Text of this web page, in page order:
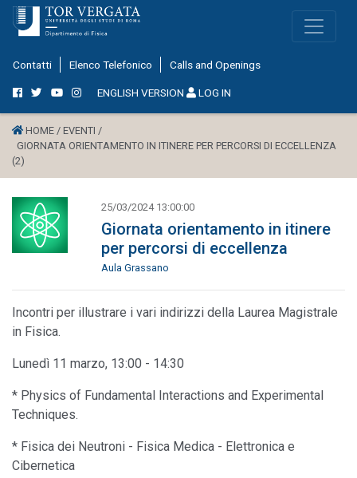
Contatti Elenco Telefonico Calls and Openings
ENGLISH VERSION LOG IN
HOME / EVENTI /
GIORNATA ORIENTAMENTO IN ITINERE PER PERCORSI DI ECCELLENZA
(2)
25/03/2024 13:00:00
Giornata orientamento in itinere
per percorsi di eccellenza
Aula Grassano
Incontri per illustrare i vari indirizzi della Laurea Magistrale
in Fisica.
Lunedì 11 marzo, 13:00 - 14:30
* Physics of Fundamental Interactions and Experimental
Techniques.
* Fisica dei Neutroni - Fisica Medica - Elettronica e
Cibernetica